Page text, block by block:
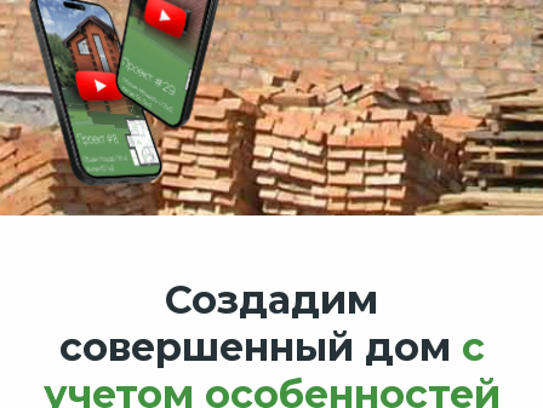
Создадим
совершенный дом с
учетом особенностей